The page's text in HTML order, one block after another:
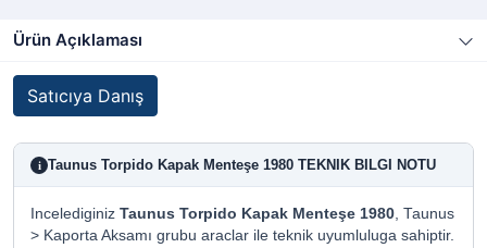
Ürün Açıklaması
Satıcıya Danış
i Taunus Torpido Kapak Menteşe 1980 TEKNIK BILGI NOTU
Incelediginiz Taunus Torpido Kapak Menteşe 1980, Taunus
> Kaporta Aksamı grubu araclar ile teknik uyumluluga sahiptir.